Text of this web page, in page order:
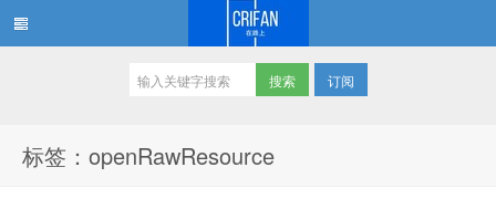
订阅
标签：openRawResource